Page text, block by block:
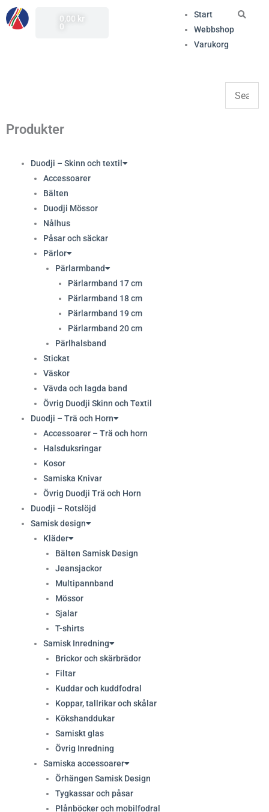
Hoppa
till
0,00 kr
0
Start
Webbshop
Varukorg
Sök
Produkter
Duodji – Skinn och textil
Accessoarer
Bälten
Duodji Mössor
Nålhus
Påsar och säckar
Pärlor
Pärlarmband
Pärlarmband 17 cm
Pärlarmband 18 cm
Pärlarmband 19 cm
Pärlarmband 20 cm
Pärlhalsband
Stickat
Väskor
Vävda och lagda band
Övrig Duodji Skinn och Textil
Duodji – Trä och Horn
Accessoarer – Trä och horn
Halsduksringar
Kosor
Samiska Knivar
Övrig Duodji Trä och Horn
Duodji – Rotslöjd
Samisk design
Kläder
Bälten Samisk Design
Jeansjackor
Multipannband
Mössor
Sjalar
T-shirts
Samisk Inredning
Brickor och skärbrädor
Filtar
Kuddar och kuddfodral
Koppar, tallrikar och skålar
Kökshanddukar
Samiskt glas
Övrig Inredning
Samiska accessoarer
Örhängen Samisk Design
Tygkassar och påsar
Plånböcker och mobilfodral
in